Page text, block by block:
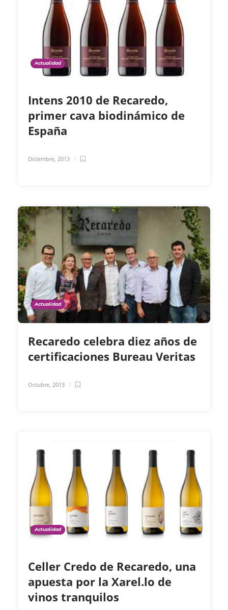
Actualidad
Intens 2010 de Recaredo,
primer cava biodinámico de
España
Diciembre, 2013
Actualidad
Recaredo celebra diez años de
certificaciones Bureau Veritas
Octubre, 2013
Actualidad
Celler Credo de Recaredo, una
apuesta por la Xarel.lo de
vinos tranquilos